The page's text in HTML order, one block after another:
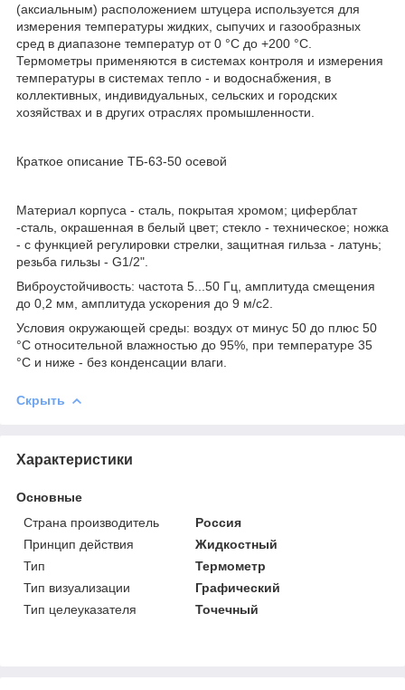
(аксиальным) расположением штуцера используется для
измерения температуры жидких, сыпучих и газообразных
сред в диапазоне температур от 0 °С до +200 °С.
Термометры применяются в системах контроля и измерения
температуры в системах тепло - и водоснабжения, в
коллективных, индивидуальных, сельских и городских
хозяйствах и в других отраслях промышленности.
Краткое описание ТБ-63-50 осевой
Материал корпуса - сталь, покрытая хромом; циферблат
-сталь, окрашенная в белый цвет; стекло - техническое; ножка
- с функцией регулировки стрелки, защитная гильза - латунь;
резьба гильзы - G1/2".
Виброустойчивость: частота 5...50 Гц, амплитуда смещения
до 0,2 мм, амплитуда ускорения до 9 м/с2.
Условия окружающей среды: воздух от минус 50 до плюс 50
°С относительной влажностью до 95%, при температуре 35
°С и ниже - без конденсации влаги.
Скрыть
Характеристики
Основные
Страна производитель
Россия
Принцип действия
Жидкостный
Тип
Термометр
Тип визуализации
Графический
Тип целеуказателя
Точечный